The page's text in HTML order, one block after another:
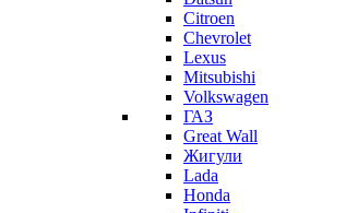
Citroen
Chevrolet
Lexus
Mitsubishi
Volkswagen
ГАЗ
Great Wall
Жигули
Lada
Honda